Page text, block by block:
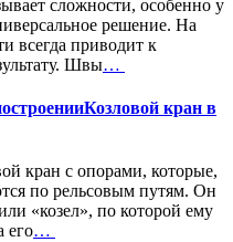
сложности, особенно у
решение. На
всегда приводит к
Швы…
Козловой кран в
кран с опорами, которые,
по рельсовым путям. Он
«козел», по которой ему
его…